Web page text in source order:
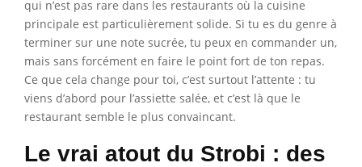
qui n’est pas rare dans les restaurants où la cuisine
principale est particulièrement solide. Si tu es du genre à
terminer sur une note sucrée, tu peux en commander un,
mais sans forcément en faire le point fort de ton repas.
Ce que cela change pour toi, c’est surtout l’attente : tu
viens d’abord pour l’assiette salée, et c’est là que le
restaurant semble le plus convaincant.
Le vrai atout du Strobi : des